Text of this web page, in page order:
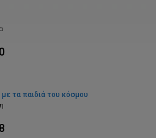
τα παιδιά του κόσμου